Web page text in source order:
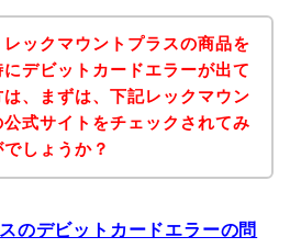
レックマウントプラスの商品を
にデビットカードエラーが出て
は、まずは、下記レックマウン
公式サイトをチェックされてみ
しょうか？
のデビットカードエラーの問